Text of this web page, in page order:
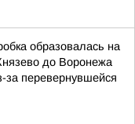
образовалась на
до Воронежа
за перевернувшейся